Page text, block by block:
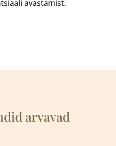
avastamist.
arvavad